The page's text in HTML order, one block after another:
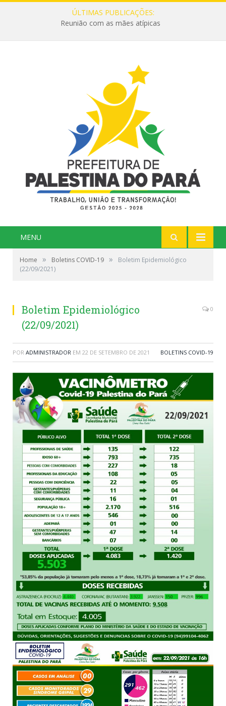
ÚLTIMAS PUBLICAÇÕES:
Reunião com as mães atípicas
MENU
Home » Boletins COVID-19 »
Boletim Epidemiológico
(22/09/2021)
Boletim Epidemiológico
(22/09/2021)
0
POR ADMINISTRADOR EM 22 DE SETEMBRO DE 2021 BOLETINS COVID-19